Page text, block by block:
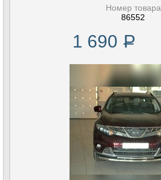
Номер товара
86552
1 690 Р